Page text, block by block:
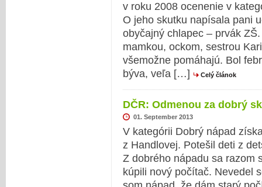
v roku 2008 ocenenie v
O jeho skutku napísala pani
obyčajný chlapec – prvák
mamkou, ockom, sestrou
všemožne pomáhajú. Bol
býva, veľa […]
Celý článok
DČR: Odmenou za dobrý
01. September 2013
V kategórii Dobrý nápad
z Handlovej. Potešil deti z
Z dobrého nápadu sa razom
kúpili nový počítač. Nevedel